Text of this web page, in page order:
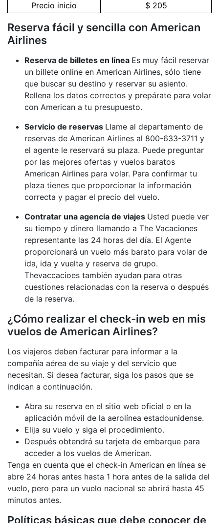
Precio inicio $ 205
Reserva fácil y sencilla con American
Airlines
Reserva de billetes en línea Es muy fácil reservar
un billete online en American Airlines, sólo tiene
que buscar su destino y reservar su asiento.
Rellena los datos correctos y prepárate para volar
con American a tu presupuesto.
Servicio de reservas Llame al departamento de
reservas de American Airlines al 800-633-3711 y
el agente le reservará su plaza. Puede preguntar
por las mejores ofertas y vuelos baratos
American Airlines para volar. Para confirmar tu
plaza tienes que proporcionar la información
correcta y pagar el precio del vuelo.
Contratar una agencia de viajes Usted puede ver
su tiempo y dinero llamando a The Vacaciones
representante las 24 horas del día. El Agente
proporcionará un vuelo más barato para volar de
ida, ida y vuelta y reserva de grupo.
Thevaccacioes también ayudan para otras
cuestiones relacionadas con la reserva o después
de la reserva.
¿Cómo realizar el check-in web en mis
vuelos de American Airlines?
Los viajeros deben facturar para informar a la
compañía aérea de su viaje y del servicio que
necesitan. Si desea facturar, siga los pasos que se
indican a continuación.
Abra su reserva en el sitio web oficial o en la
aplicación móvil de la aerolínea estadounidense.
Elija su vuelo y siga el procedimiento.
Después obtendrá su tarjeta de embarque para
acceder a los vuelos de American.
Tenga en cuenta que el check-in American en línea se
abre 24 horas antes hasta 1 hora antes de la salida del
vuelo, pero para un vuelo nacional se abrirá hasta 45
minutos antes.
Políticas básicas que debe conocer de